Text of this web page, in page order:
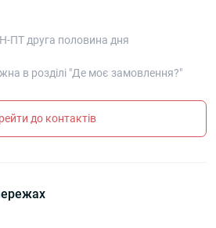
ПТ друга половина дня
в розділі "Де моє замовлення?"
до контактів